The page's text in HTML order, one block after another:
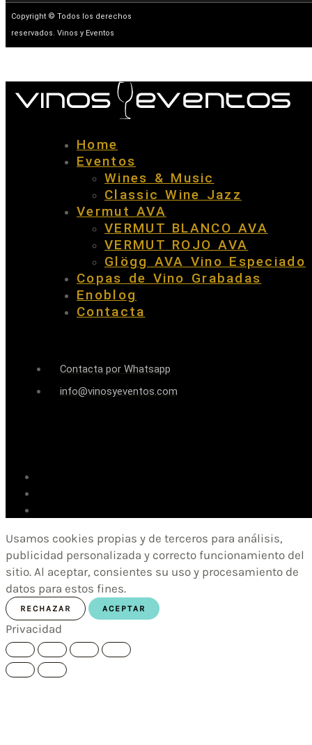
Copyright © Todos los derechos
reservados. Vinos y Eventos
Home
Eventos
Wines & Music
Classic Wine Jazz
Vermut AVA
VERMUT BLANCO AVA
VERMUT ROJO AVA
Glögg AVA Vino Especiado
Copas de Vino Grabadas
Enoblog
Contacta
Contacta por Whatsapp
info@vinosyeventos.com
Usamos cookies propias y de terceros para análisis,
publicidad personalizada y correcto funcionamiento del
sitio. Al aceptar, consientes su uso y procesamiento de
datos para estos fines.
RECHAZAR ACEPTAR
Privacidad